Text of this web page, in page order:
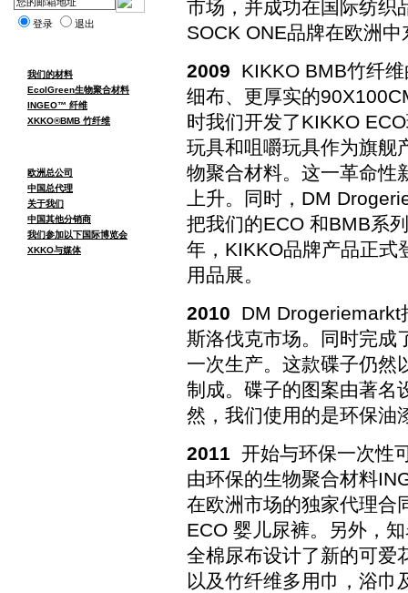
登录 退出
我们的材料
EcolGreen生物聚合材料
INGEO™ 纤维
XKKO®BMB 竹纤维
欧洲总公司
中国总代理
关于我们
中国其他分销商
我们参加以下国际博览会
XKKO与媒体
市场，并成功在国际纺织
SOCK ONE品牌在欧洲
2009
KIKKO BMB竹纤
细布、更厚实的
时我们开发了KIKKO
玩具和咀嚼玩具作为旗舰
物聚合材料。这一革命性
上升。同时，DM
把我们的ECO 和BMB系
年，KIKKO品牌产品正式
用品展。
2010 DM Drogeriemarkt
斯洛伐克市场。同时完成
一次生产。这款碟子仍然
制成。碟子的图案由著名
然，我们使用的是环保油
2011 开始与环保一次性
由环保的生物聚合材料
在欧洲市场的独家代理合
ECO 婴儿尿裤。另外，
全棉尿布设计了新的可爱
以及竹纤维多用巾，浴巾